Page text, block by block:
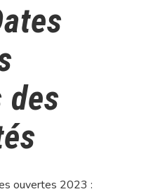
des
ouvertes 2023 :